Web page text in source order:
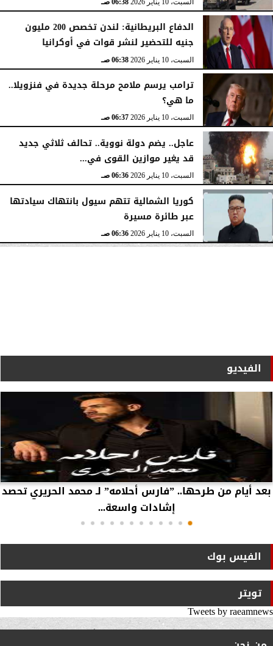
السبت، 10 يناير 2026 06:38 صـ
الدفاع البريطانية: لندن تخصص 200 مليون
جنيه للتحضير لنشر قوات في أوكرانيا
السبت، 10 يناير 2026 06:38 صـ
ترامب يرسم ملامح مرحلة جديدة في فنزويلا..
ما هي؟
السبت، 10 يناير 2026 06:37 صـ
عاجل.. يضم دولة نووية.. تحالف ثلاثي جديد
قد يغير موازين القوى في...
السبت، 10 يناير 2026 06:36 صـ
كوريا الشمالية تتهم سيول بانتهاك سيادتها
عبر طائرة مسيرة
السبت، 10 يناير 2026 06:36 صـ
الفيديو
بعد أيام من طرحها.. ”فارس أحلامه” لـ محمد الحريري تحصد
إشادات واسعة...
الفيس بوك
تويتر
Tweets by raeamnews